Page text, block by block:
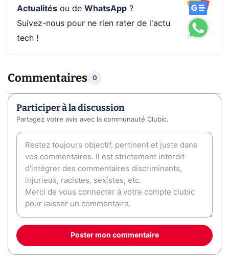
Actualitésou de WhatsApp?
Suivez-nous pour ne rien rater de l'actu
tech !
Commentaires 0
Participer à la discussion
Partagez votre avis avec la communauté Clubic.
Poster mon commentaire